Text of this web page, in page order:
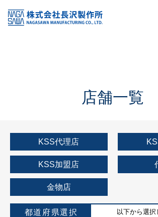
KSS加盟店・取扱店情報
店舗一覧
店舗一覧
KSS代理店
KSS加盟店
金物店
都道府県選択 以下から選